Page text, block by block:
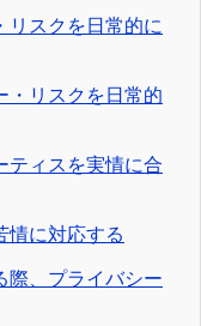
リスクを日常的に
・リスクを日常的
ティスを実情に合
情に対応する
際、プライバシー